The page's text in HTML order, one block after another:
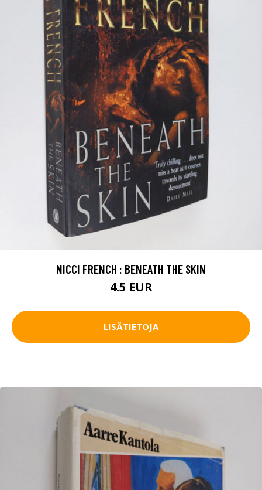
NICCI FRENCH : BENEATH THE SKIN
4.5 EUR
LISÄTIETOJA